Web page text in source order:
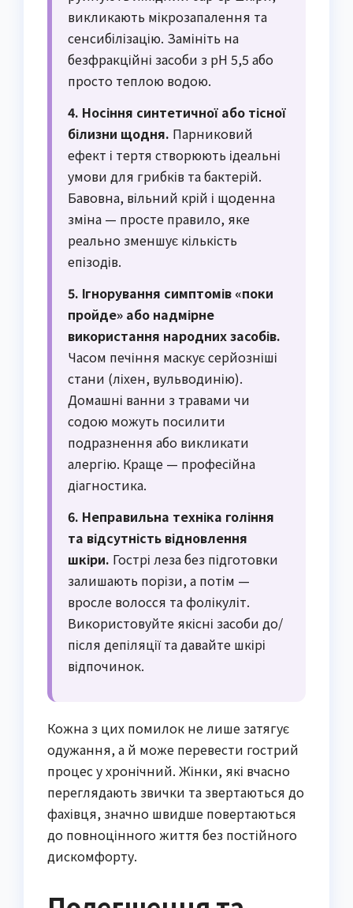
викликають мікрозапалення та
сенсибілізацію. Замініть на
безфракційні засоби з pH 5,5 або
просто теплою водою.
4. Носіння синтетичної або тісної
білизни щодня. Парниковий
ефект і тертя створюють ідеальні
умови для грибків та бактерій.
Бавовна, вільний крій і щоденна
зміна — просте правило, яке
реально зменшує кількість
епізодів.
5. Ігнорування симптомів «поки
пройде» або надмірне
використання народних засобів.
Часом печіння маскує серйозніші
стани (ліхен, вульводинію).
Домашні ванни з травами чи
содою можуть посилити
подразнення або викликати
алергію. Краще — професійна
діагностика.
6. Неправильна техніка гоління
та відсутність відновлення
шкіри. Гострі леза без підготовки
залишають порізи, а потім —
вросле волосся та фолікуліт.
Використовуйте якісні засоби до/
після депіляції та давайте шкірі
відпочинок.
Кожна з цих помилок не лише затягує
одужання, а й може перевести гострий
процес у хронічний. Жінки, які вчасно
переглядають звички та звертаються до
фахівця, значно швидше повертаються
до повноцінного життя без постійного
дискомфорту.